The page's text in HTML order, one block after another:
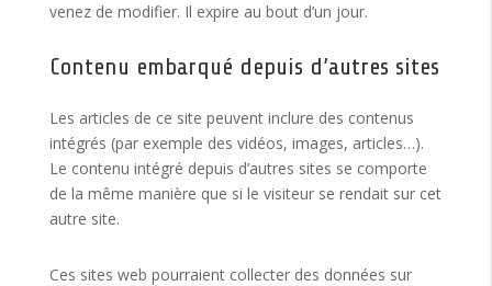
venez de modifier. Il expire au bout d’un jour.
Contenu embarqué depuis d’autres sites
Les articles de ce site peuvent inclure des contenus
intégrés (par exemple des vidéos, images, articles…).
Le contenu intégré depuis d’autres sites se comporte
de la même manière que si le visiteur se rendait sur cet
autre site.
Ces sites web pourraient collecter des données sur